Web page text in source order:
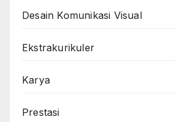
Desain Komunikasi Visual
Ekstrakurikuler
Karya
Prestasi